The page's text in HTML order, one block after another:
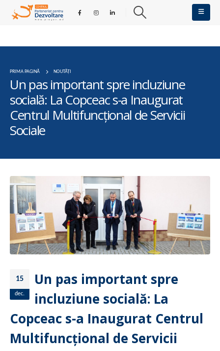
PRIMA PAGINĂ NOUTĂȚI
Un pas important spre incluziune
socială: La Copceac s-a Inaugurat
Centrul Multifuncțional de Servicii
Sociale
15
dec.
Un pas important spre
incluziune socială: La
Copceac s-a Inaugurat Centrul
Multifuncțional de Servicii